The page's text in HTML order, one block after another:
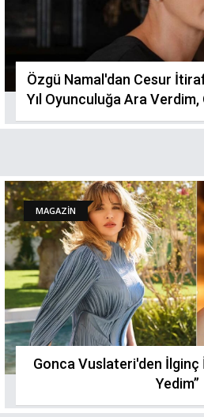
Özgü Namal'dan Cesur
Yıl Oyunculuğa Ara Verdim,
MAGAZİN
Gonca Vuslateri'den İlginç
Yedim”